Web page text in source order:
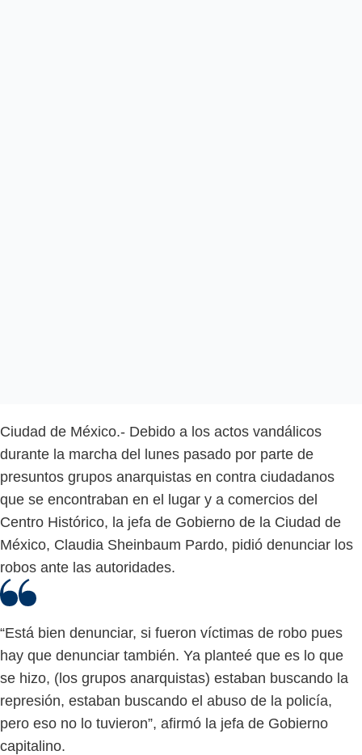
Ciudad de México.- Debido a los actos vandálicos
durante la marcha del lunes pasado por parte de
presuntos grupos anarquistas en contra ciudadanos
que se encontraban en el lugar y a comercios del
Centro Histórico, la jefa de Gobierno de la Ciudad de
México, Claudia Sheinbaum Pardo, pidió denunciar los
robos ante las autoridades.
“Está bien denunciar, si fueron víctimas de robo pues
hay que denunciar también. Ya planteé que es lo que
se hizo, (los grupos anarquistas) estaban buscando la
represión, estaban buscando el abuso de la policía,
pero eso no lo tuvieron”, afirmó la jefa de Gobierno
capitalino.